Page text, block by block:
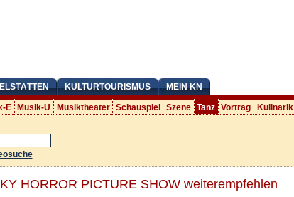
KULTURTOURISMUS MEIN KN
E Musik-U Musiktheater Schauspiel Szene Tanz Vortrag Kulinarik
HORROR PICTURE SHOW weiterempfehlen